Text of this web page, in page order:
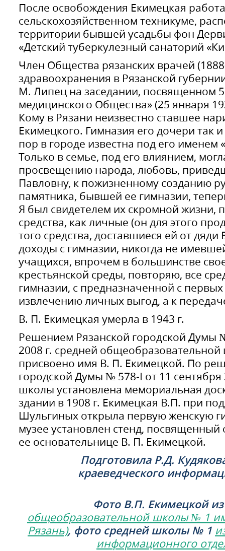
После освобождения Екимецкая
сельскохозяйственном техникуме,
территории бывшей усадьбы фон
«Детский туберкулезный санаторий
Член Общества рязанских врачей
здравоохранения в Рязанской
М. Липец на заседании, посвященном
медицинского Общества» (25 января
Кому в Рязани неизвестно ставшее
Екимецкого. Гимназия его дочери так
пор в городе известна под его именем
Только в семье, под его влиянием,
просвещению народа, любовь,
Павловну, к пожизненному созданию
памятника, бывшей ее гимназии,
Я был свидетелем их скромной жизни,
средства, как личные (он для этого
того средства, доставшиеся ей от дяди
доходы с гимназии, никогда не
учащихся, впрочем в большинстве
крестьянской среды, повторяю, все
гимназии, с предназначенной с
извлечению личных выгод, а к
В. П. Екимецкая умерла в 1943 г.
Решением Рязанской городской Думы
2008 г. средней
присвоено имя В. П. Екимецкой. По
городской Думы № 578-I от 11 сентября
школы установлена мемориальная
здании в 1908 г. Екимецкая В.П. при
Шульгиных открыла первую женскую
музее установлен стенд,
ее основательнице В. П. Екимецкой.
Подготовила Р.Д.
краеведческого
Фото В.П. Екимецкой
общеобразовательной школы № 1
Рязань), фото средней школы № 1
информационного